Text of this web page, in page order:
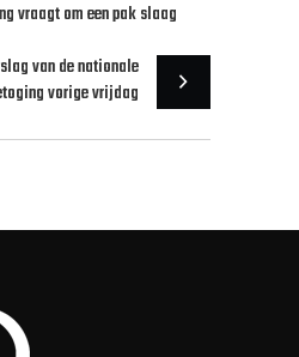
vraagt om een pak slaag
van de nationale
vorige vrijdag